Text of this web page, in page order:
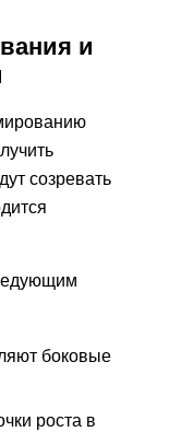
и
созревать
боковые
роста в